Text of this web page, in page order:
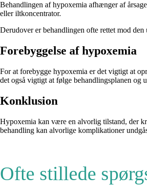
Behandlingen af hypoxemia afhænger af
eller iltkoncentrator.
Derudover er behandlingen ofte rettet mod
Forebyggelse af hypoxemia
For at forebygge hypoxemia er det vigtigt at
det også vigtigt at følge behandlingsplanen og
Konklusion
Hypoxemia kan være en alvorlig tilstand, der
behandling kan alvorlige komplikationer
Ofte stillede